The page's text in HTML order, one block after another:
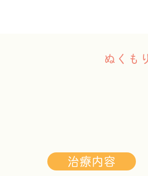
ぬくも
治療内容